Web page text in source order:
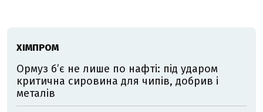
ХІМПРОМ
Ормуз б’є не лише по нафті: під ударом
критична сировина для чипів, добрив і
металів